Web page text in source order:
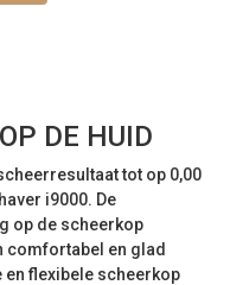
DE HUID
tot op 0,00
i9000. De
op de scheerkop
en glad
flexibele scheerkop